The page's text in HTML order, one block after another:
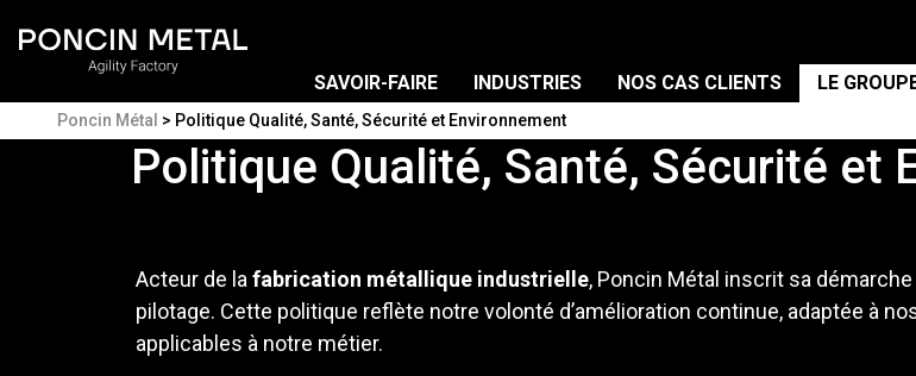
SAVOIR-FAIRE INDUSTRIES NOS CAS CLIENTS LE
Poncin Métal > Politique Qualité, Santé, Sécurité et Environnement
Politique Qualité, Santé, Sécurité et
Acteur de la fabrication métallique industrielle, Poncin Métal inscrit sa
pilotage. Cette politique reflète notre volonté d’amélioration continue, adaptée à
applicables à notre métier.